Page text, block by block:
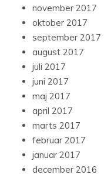
november 2017
oktober 2017
september 2017
august 2017
juli 2017
juni 2017
maj 2017
april 2017
marts 2017
februar 2017
januar 2017
december 2016